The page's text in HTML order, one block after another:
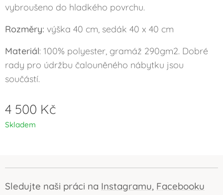
vybroušeno do hladkého povrchu.
Rozměry: výška 40 cm, sedák 40 x 40 cm
Materiál: 100% polyester, gramáž 290gm2. Dobré
rady pro údržbu čalouněného nábytku jsou
součástí.
4 500 Kč
Skladem
Sledujte naši práci na Instagramu, Facebooku